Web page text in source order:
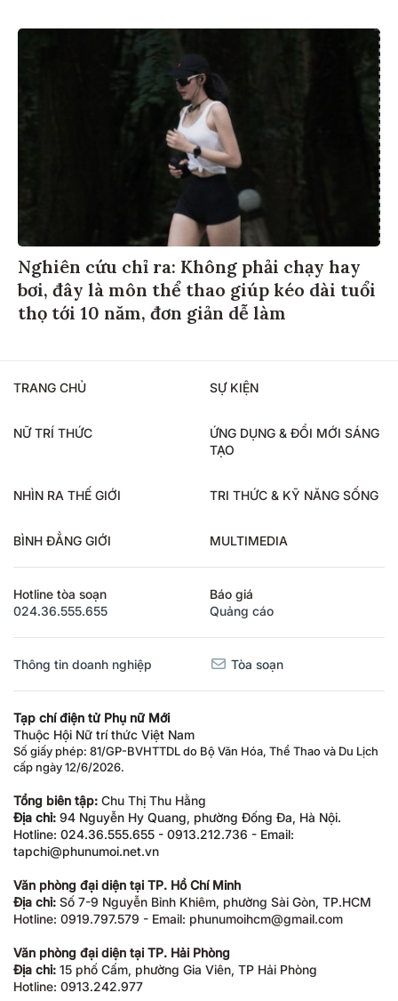
Nghiên cứu chỉ ra: Không phải chạy hay
bơi, đây là môn thể thao giúp kéo dài tuổi
thọ tới 10 năm, đơn giản dễ làm
TRANG CHỦ SỰ KIỆN
NỮ TRÍ THỨC
ỨNG DỤNG & ĐỔI MỚI SÁNG
TẠO
NHÌN RA THẾ GIỚI TRI THỨC & KỸ NĂNG SỐNG
BÌNH ĐẲNG GIỚI MULTIMEDIA
Hotline tòa soạn
024.36.555.655
Báo giá
Quảng cáo
Thông tin doanh nghiệp Tòa soạn
Tạp chí điện tử Phụ nữ Mới
Thuộc Hội Nữ trí thức Việt Nam
Số giấy phép: 81/GP-BVHTTDL do Bộ Văn Hóa, Thể Thao và Du Lịch
cấp ngày 12/6/2026.
Tổng biên tập: Chu Thị Thu Hằng
Địa chỉ: 94 Nguyễn Hy Quang, phường Đống Đa, Hà Nội.
Hotline: 024.36.555.655 - 0913.212.736 - Email:
tapchi@phunumoi.net.vn
Văn phòng đại diện tại TP. Hồ Chí Minh
Địa chỉ: Số 7-9 Nguyễn Bỉnh Khiêm, phường Sài Gòn, TP.HCM
Hotline: 0919.797.579 - Email: phunumoihcm@gmail.com
Văn phòng đại diện tại TP. Hải Phòng
Địa chỉ: 15 phố Cấm, phường Gia Viên, TP Hải Phòng
Hotline: 0913.242.977